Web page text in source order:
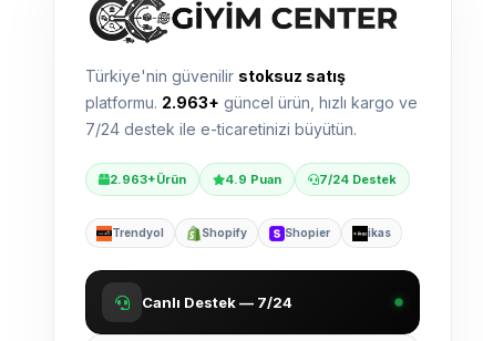
Türkiye'nin güvenilir stoksuz satış
platformu. 2.963+ güncel ürün, hızlı kargo ve
7/24 destek ile e-ticaretinizi büyütün.
2.963+Ürün 4.9 Puan 7/24 Destek
Trendyol Shopify Shopier ikas
Canlı Destek — 7/24